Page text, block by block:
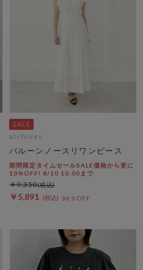
archives
バルーンノースリワンピース
期間限定タイムセールSALE価格から更に
10%OFF! 8/10 10:00まで
￥5,891 36％OFF
￥9,350